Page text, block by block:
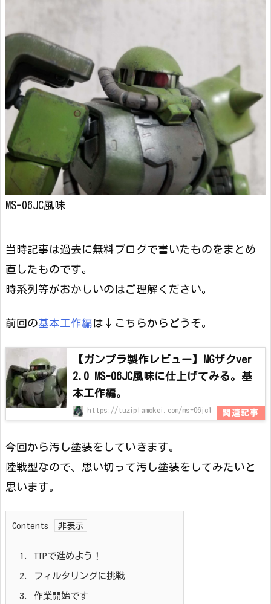
MS-06JC風味
当時記事は過去に無料ブログで書いたものをまとめ
直したものです。
時系列等がおかしいのはご理解ください。
前回の基本工作編は↓こちらからどうぞ。
【ガンプラ製作レビュー】MGザクver
2.0 MS-06JC風味に仕上げてみる。基
本工作編。
https://tuziplamokei.com/ms-06jc1
今回から汚し塗装をしていきます。
陸戦型なので、思い切って汚し塗装をしてみたいと
思います。
Contents
1. TTPで進めよう！
2. フィルタリングに挑戦
3. 作業開始です